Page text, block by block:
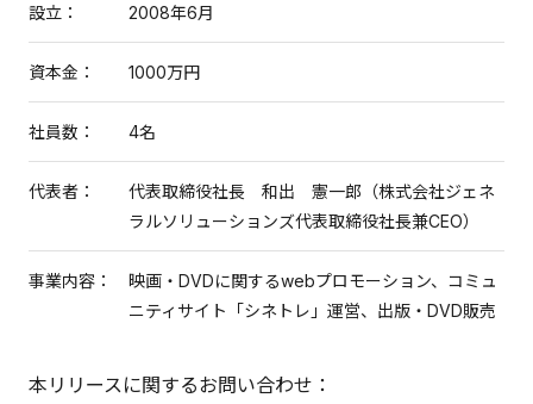
設立： 2008年6月
資本金： 1000万円
社員数： 4名
代表者：
代表取締役社長 和出 憲一郎（株式会社ジェネ
ラルソリューションズ代表取締役社長兼CEO）
事業内容：
映画・DVDに関するwebプロモーション、コミュ
ニティサイト「シネトレ」運営、出版・DVD販売
本リリースに関するお問い合わせ：